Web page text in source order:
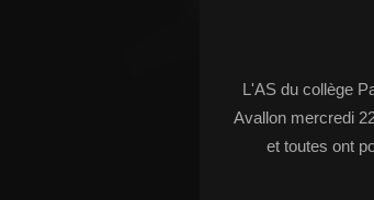
L'AS du collège
Avallon mercredi
et toutes ont